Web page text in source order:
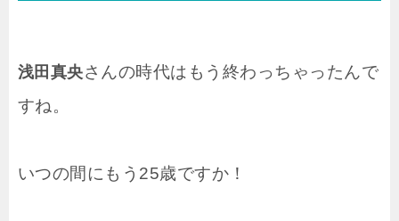
浅田真央さんの時代はもう終わっちゃったんで
すね。
いつの間にもう25歳ですか！